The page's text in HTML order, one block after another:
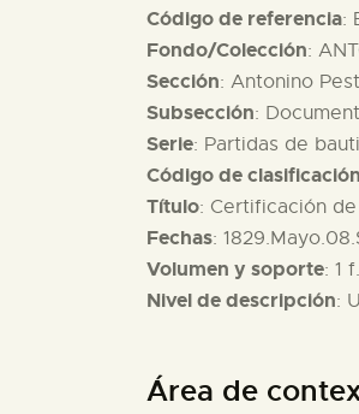
Código de referencia:
Fondo/Colección:
Sección: Antonino
Subsección:
Serie: Partidas de
Código de clasificación
Título: Certificación
Fechas:
Volumen y soporte: 1
Nivel de descripción:
Área de